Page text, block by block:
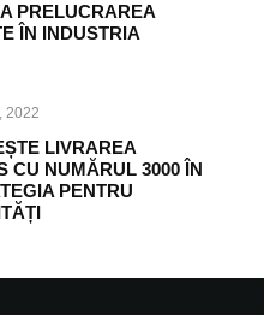
PRELUCRAREA
ÎN INDUSTRIA
2022
LIVRAREA
CU NUMĂRUL 3000 ÎN
PENTRU